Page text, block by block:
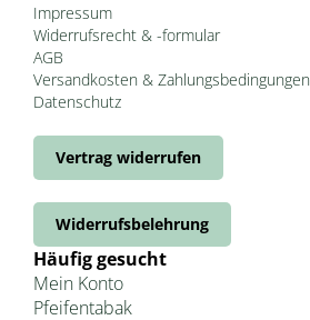
Impressum
Widerrufsrecht & -formular
AGB
Versandkosten & Zahlungsbedingungen
Datenschutz
Vertrag widerrufen
Widerrufsbelehrung
Häufig gesucht
Mein Konto
Pfeifentabak